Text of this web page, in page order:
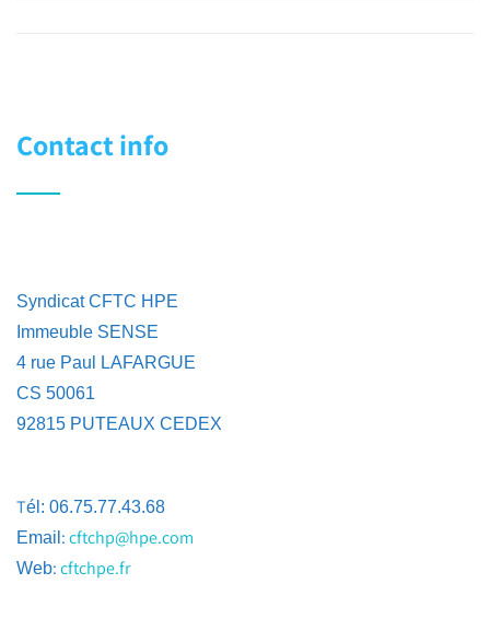
Contact info
Syndicat CFTC HPE
Immeuble SENSE
4 rue Paul LAFARGUE
CS 50061
92815 PUTEAUX CEDEX
Tél: 06.75.77.43.68
Email :cftchp@hpe.com
Web:cftchpe.fr